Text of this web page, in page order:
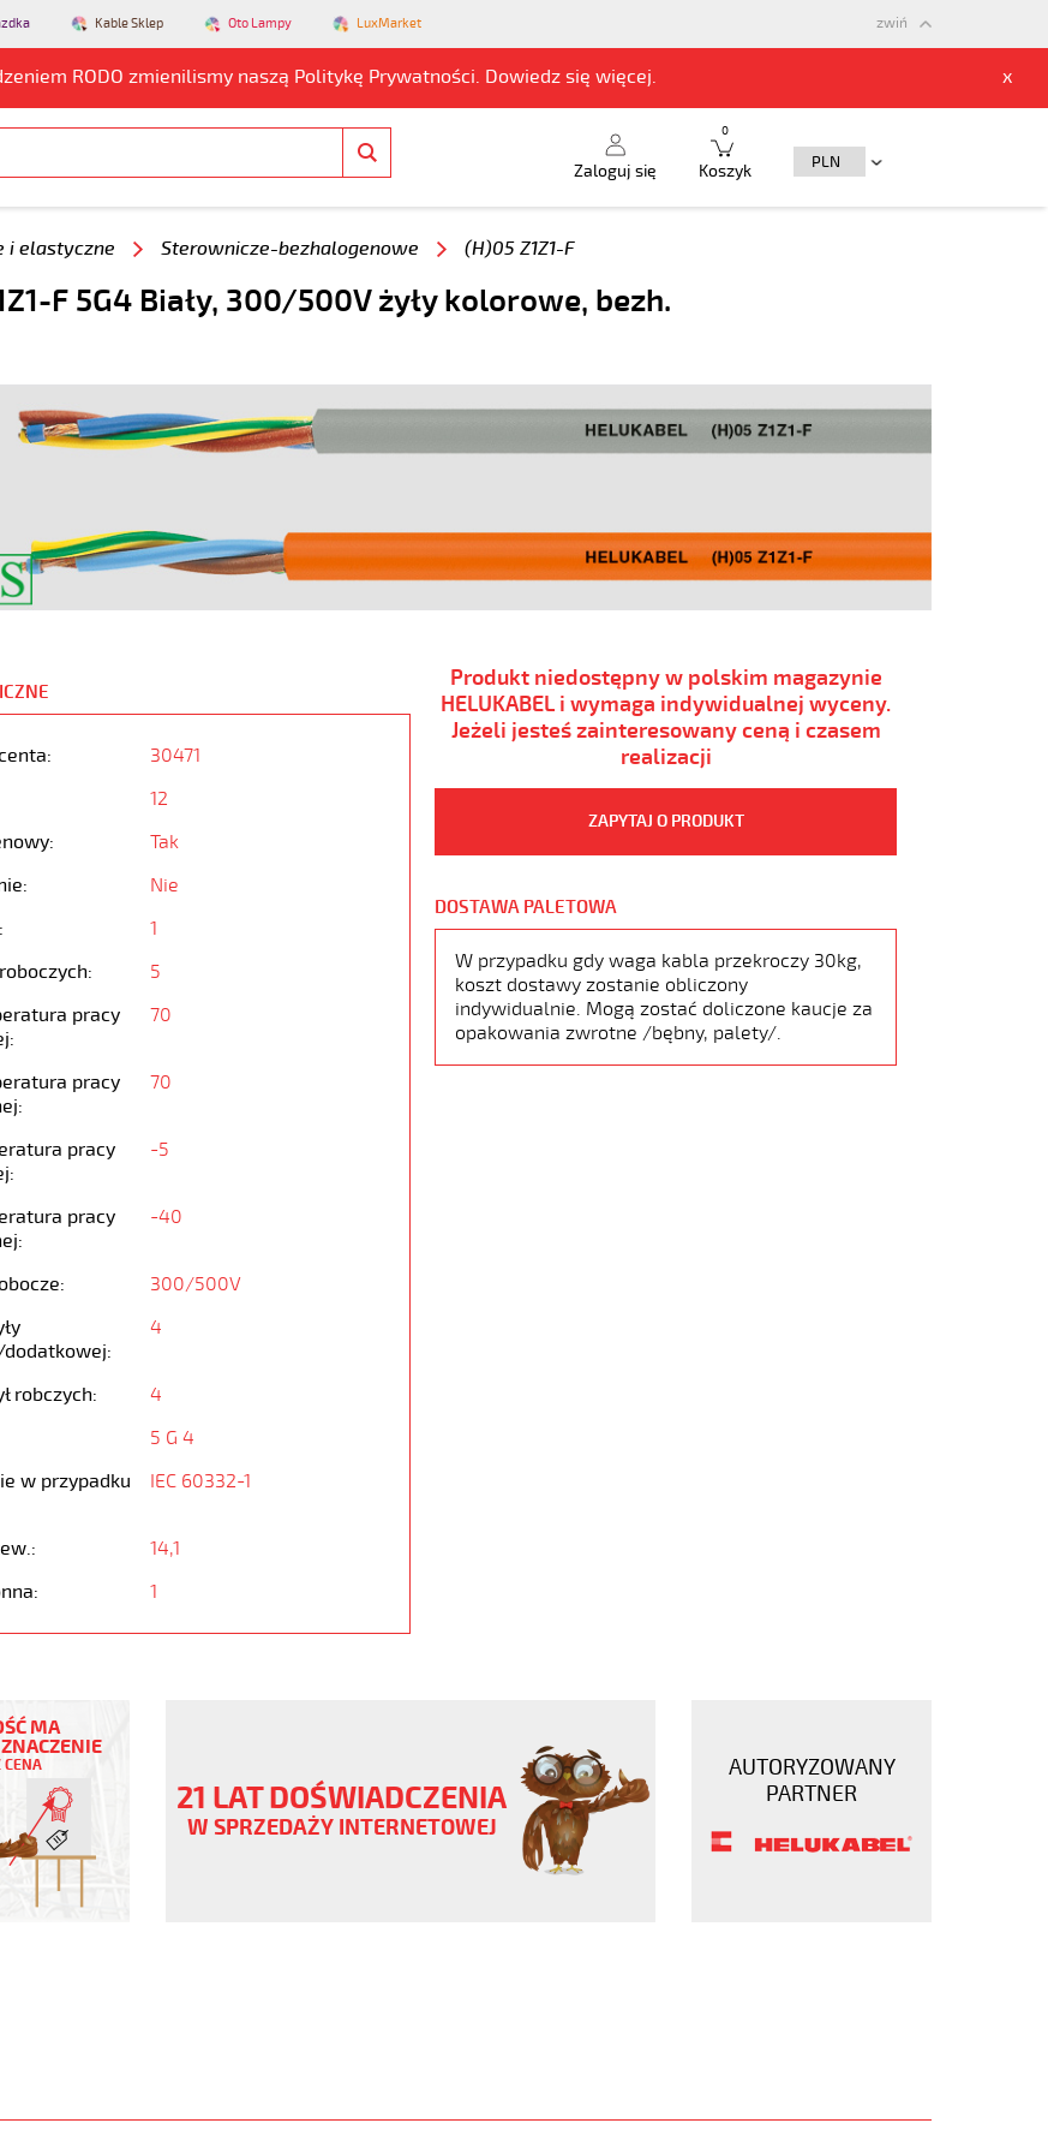
Kable Sklep Oto Lampy LuxMarket
RODO zmienilismy naszą Politykę Prywatności. Dowiedz się więcej. x
zwiń
Zaloguj się Koszyk
0
i elastyczne Sterownicze-bezhalogenowe (H)05 Z1Z1-F
F 5G4 Biały, 300/500V żyły kolorowe, bezh.
30471
12
Tak
Nie
1
5
pracy
70
pracy
70
pracy
-5
pracy
-40
300/500V
4
robczych:
4
5 G 4
w przypadku
IEC 60332-1
14,1
1
Produkt niedostępny w polskim magazynie
HELUKABEL i wymaga indywidualnej wyceny.
Jeżeli jesteś zainteresowany ceną i czasem
realizacji
ZAPYTAJ O PRODUKT
DOSTAWA PALETOWA
W przypadku gdy waga kabla przekroczy 30kg,
koszt dostawy zostanie obliczony
indywidualnie. Mogą zostać doliczone kaucje za
opakowania zwrotne /bębny, palety/.
MA
CENA
21 LAT DOŚWIADCZENIA
W SPRZEDAŻY INTERNETOWEJ
AUTORYZOWANY
PARTNER